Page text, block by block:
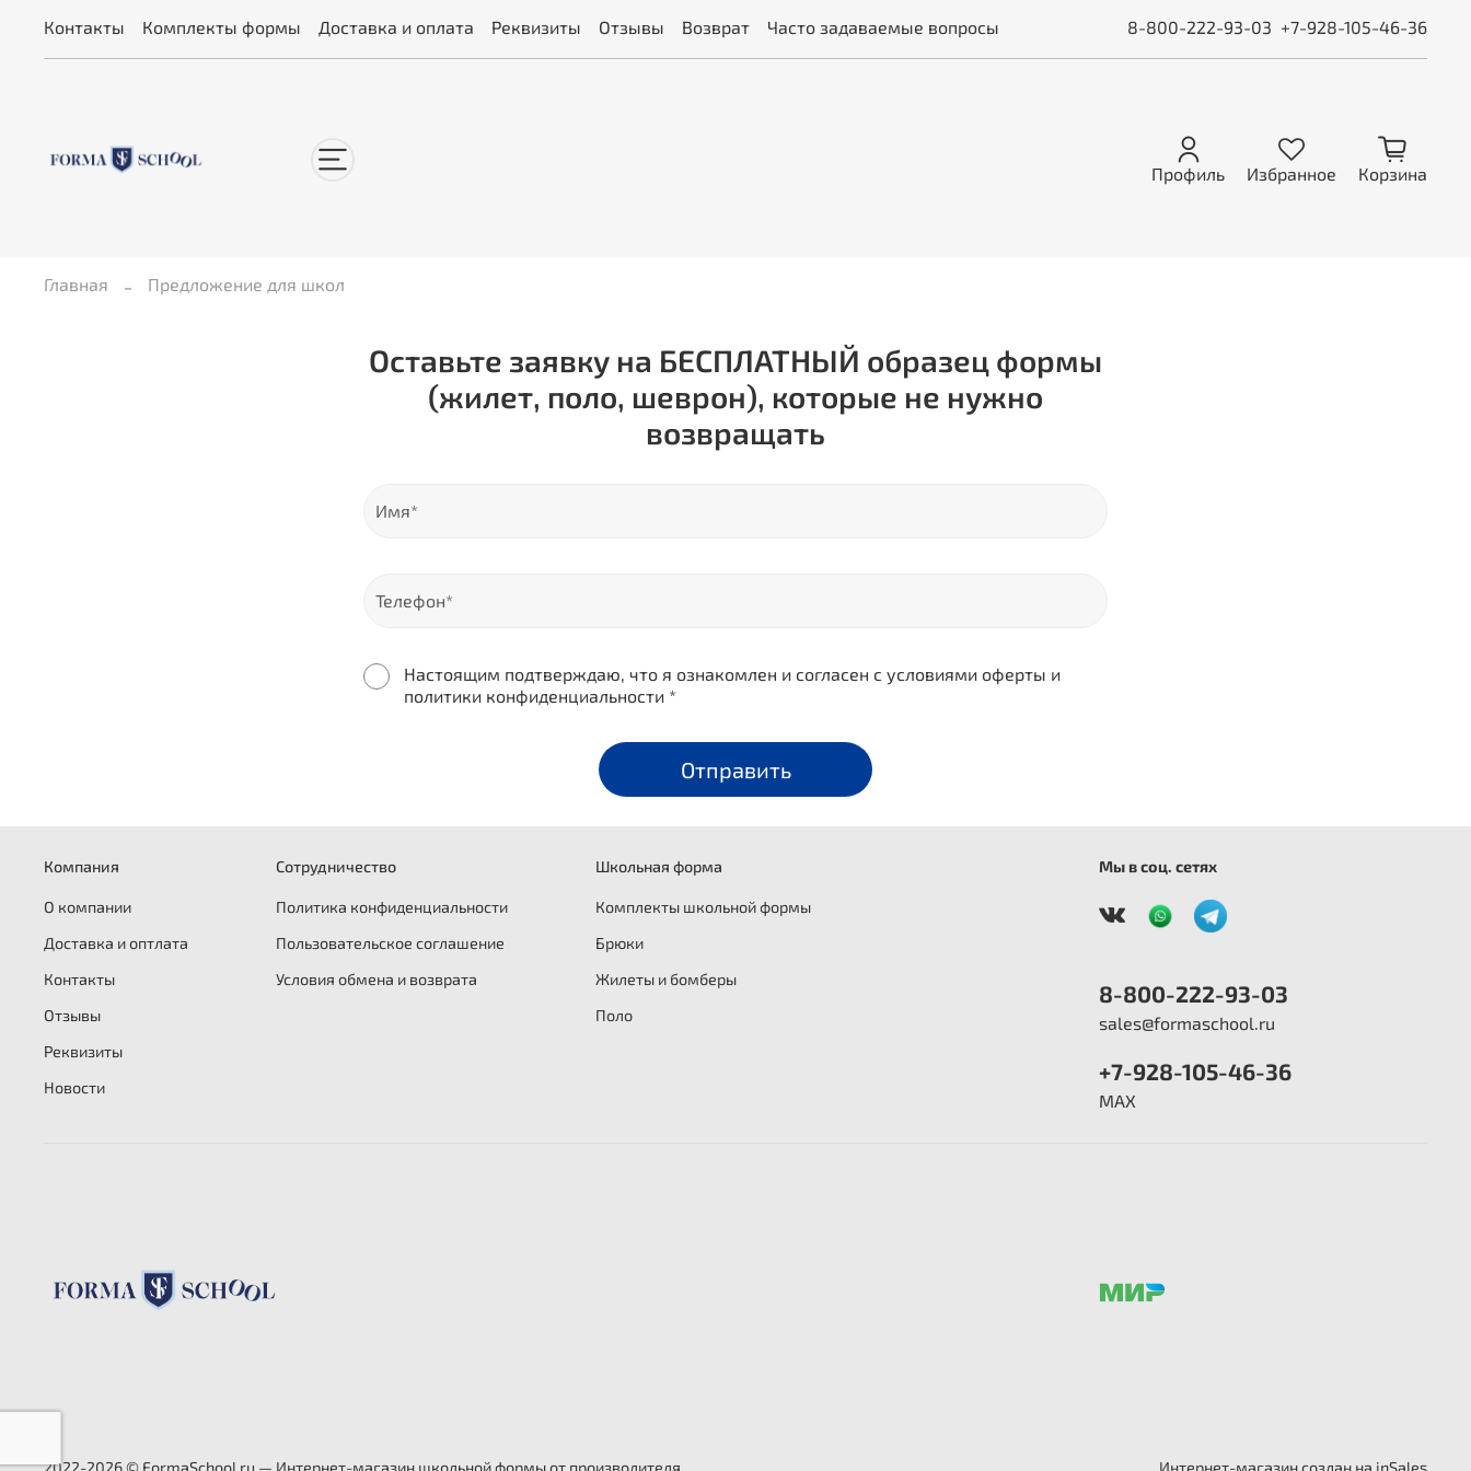
Контакты Комплекты формы Доставка и оплата Реквизиты Отзывы Возврат Часто задаваемые вопросы 8-800-222-93-03 +7-928-105-46-36
Профиль Избранное Корзина
Главная Предложение для школ
Оставьте заявку на БЕСПЛАТНЫЙ образец формы
(жилет, поло, шеврон), которые не нужно
возвращать
Настоящим подтверждаю, что я ознакомлен и согласен с условиями оферты и
политики конфиденциальности *
Отправить
Компания
О компании
Доставка и оптлата
Контакты
Отзывы
Реквизиты
Новости
Сотрудничество
Политика конфиденциальности
Пользовательское соглашение
Условия обмена и возврата
Школьная форма
Комплекты школьной формы
Брюки
Жилеты и бомберы
Поло
Мы в соц. сетях
8-800-222-93-03
sales@formaschool.ru
+7-928-105-46-36
MAX
2022-2026 © FormaSchool.ru — Интернет-магазин школьной формы от производителя Интернет-магазин создан на inSales